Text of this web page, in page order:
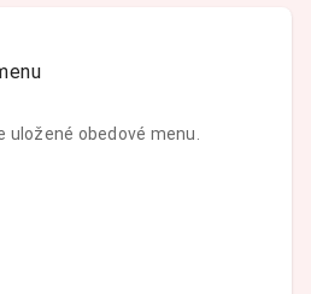
obedové menu.